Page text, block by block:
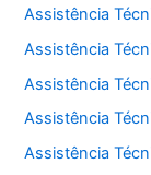
Assistência
Assistência
Assistência
Assistência
Assistência